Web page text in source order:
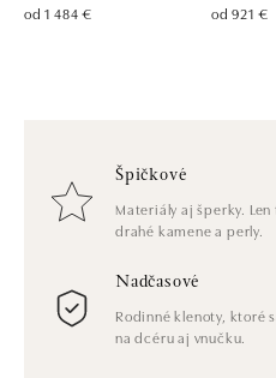
od 1 484 € od 921 €
Špičkové
Materiály aj šperky.
drahé kamene a perly.
Nadčasové
Rodinné klenoty, ktoré
na dcéru aj vnučku.